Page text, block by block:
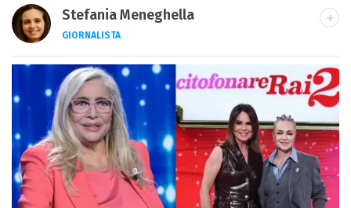
Stefania Meneghella
GIORNALISTA
Giornalista pubblicista, scrittrice e critica
d’arte, sono autrice di quattro romanzi e
fondatrice di Kosmo Magazine